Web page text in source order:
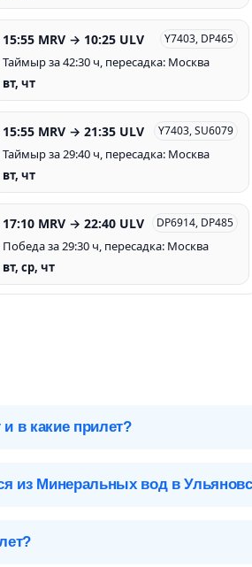
15:55 MRV → 10:25 ULV Y7403, DP465
Таймыр за 42:30 ч, пересадка: Москва
вт, чт
15:55 MRV → 21:35 ULV Y7403, SU6079
Таймыр за 29:40 ч, пересадка: Москва
вт, чт
17:10 MRV → 22:40 ULV DP6914, DP485
Победа за 29:30 ч, пересадка: Москва
вт, ср, чт
в какие прилет?
Ульяновск (ULV),
из Минеральных вод в
неделю стоимостью от